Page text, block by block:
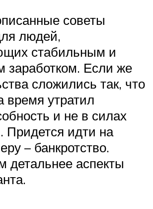
советы
людей,
стабильным и
заработком. Если же
сложились так, что
время утратил
и не в силах
Придется идти на
– банкротство.
детальнее аспекты